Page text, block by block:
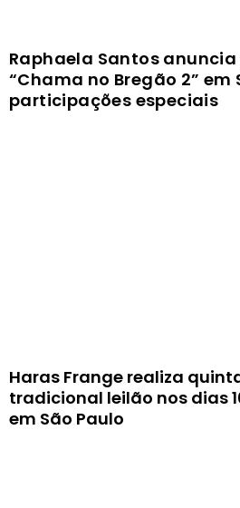
Raphaela Santos
“Chama no Bregão 2” em
participações especiais
Haras Frange realiza
tradicional leilão nos dias
em São Paulo